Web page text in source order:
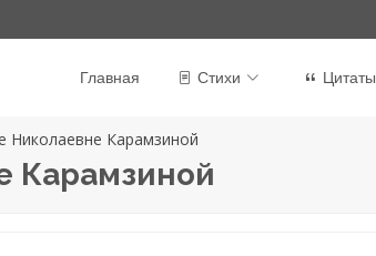
Главная Стихи Цитаты
Николаевне Карамзиной
Карамзиной